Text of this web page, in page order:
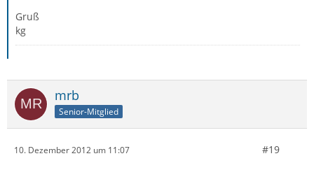
Gruß
kg
mrb
Senior-Mitglied
10. Dezember 2012 um 11:07 #19